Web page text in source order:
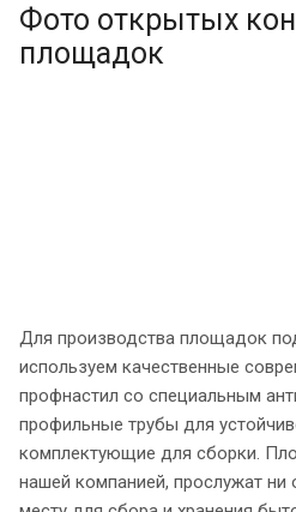
Фото открытых
площадок
Для производства площадок
используем качественные
профнастил со специальным
профильные трубы для
комплектующие для сборки.
нашей компанией, прослужат ни